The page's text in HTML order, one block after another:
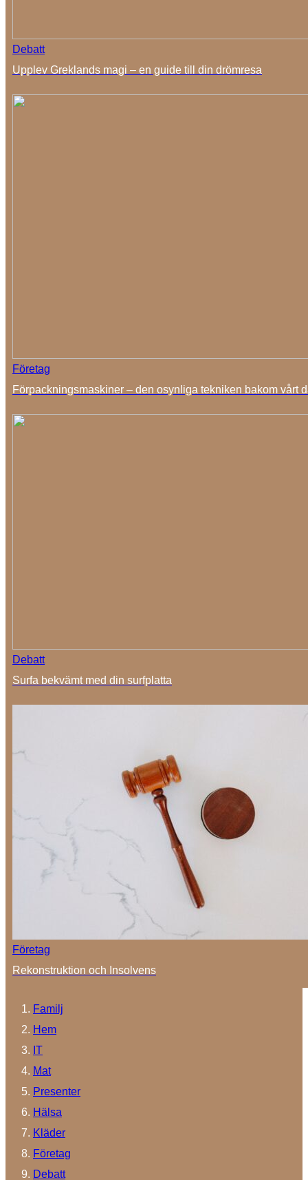
Debatt
Upplev Greklands magi – en guide till din drömresa
Företag
Förpackningsmaskiner – den osynliga tekniken bakom vårt
Debatt
Surfa bekvämt med din surfplatta
Företag
Rekonstruktion och Insolvens
Familj
Hem
IT
Mat
Presenter
Hälsa
Kläder
Företag
Debatt